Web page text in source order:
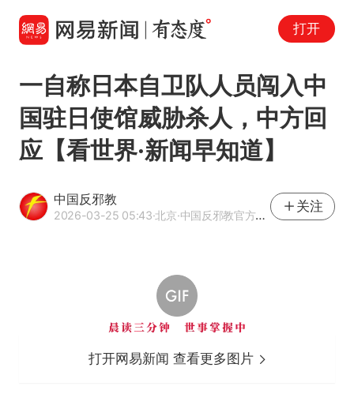
打开
一自称日本自卫队人员闯入中
国驻日使馆威胁杀人，中方回
应【看世界·新闻早知道】
中国反邪教
2026-03-25 05:43·北京·中国反邪教官方网易号
关注
打开网易新闻 查看更多图片